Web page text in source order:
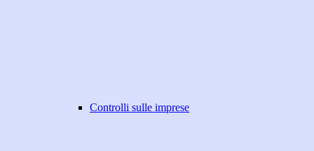
Controlli sulle imprese